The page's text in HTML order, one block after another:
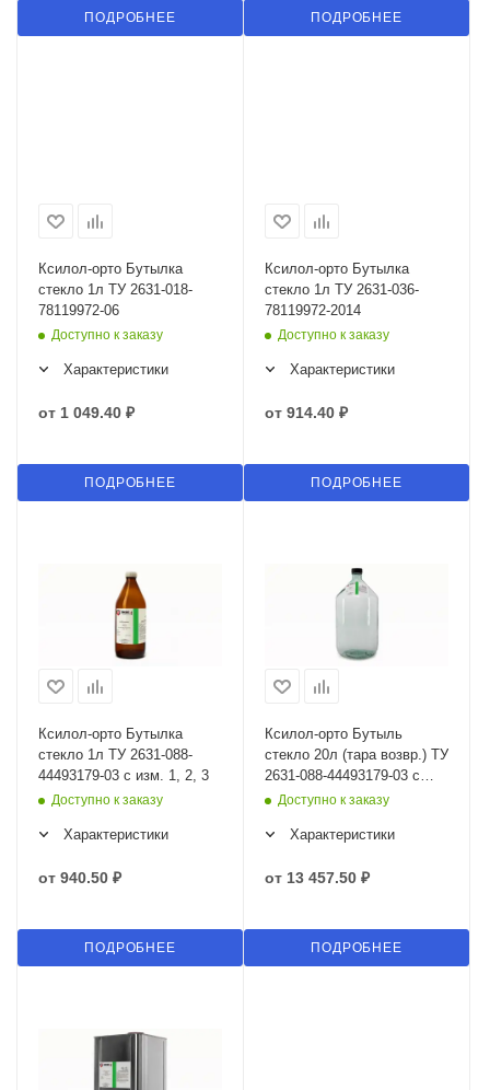
ПОДРОБНЕЕ ПОДРОБНЕЕ
Ксилол-орто Бутылка
стекло 1л ТУ 2631-018-
78119972-06
Доступно к заказу
Характеристики
от 1 049.40 ₽
ПОДРОБНЕЕ
Ксилол-орто Бутылка
стекло 1л ТУ 2631-036-
78119972-2014
Доступно к заказу
Характеристики
от 914.40 ₽
ПОДРОБНЕЕ
Ксилол-орто Бутылка
стекло 1л ТУ 2631-088-
44493179-03 с изм. 1, 2, 3
Доступно к заказу
Характеристики
от 940.50 ₽
ПОДРОБНЕЕ
Ксилол-орто Бутыль
стекло 20л (тара возвр.) ТУ
2631-088-44493179-03 с
изм. 1, 2, 3
Доступно к заказу
Характеристики
от 13 457.50 ₽
ПОДРОБНЕЕ